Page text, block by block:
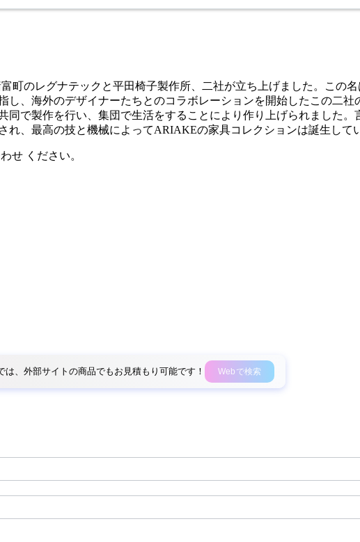
町のレグナテックと平田椅子製作所、二社が立ち上げました。この
し、海外のデザイナーたちとのコラボレーションを開始したこの二
同で製作を行い、集団で生活をすることにより作り上げられました
れ、最高の技と機械によってARIAKEの家具コレクションは誕生して
せ ください。
、外部サイトの商品でもお見積もり可能です！ Webで検索